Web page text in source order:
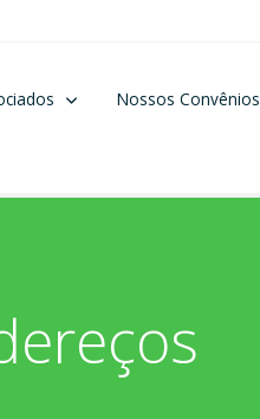
Nossos Convênios